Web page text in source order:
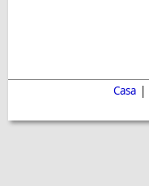
Casa |